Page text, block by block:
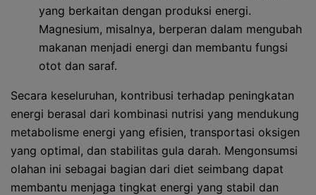
yang berkaitan dengan produksi energi.
Magnesium, misalnya, berperan dalam mengubah
makanan menjadi energi dan membantu fungsi
otot dan saraf.
Secara keseluruhan, kontribusi terhadap peningkatan
energi berasal dari kombinasi nutrisi yang mendukung
metabolisme energi yang efisien, transportasi oksigen
yang optimal, dan stabilitas gula darah. Mengonsumsi
olahan ini sebagai bagian dari diet seimbang dapat
membantu menjaga tingkat energi yang stabil dan